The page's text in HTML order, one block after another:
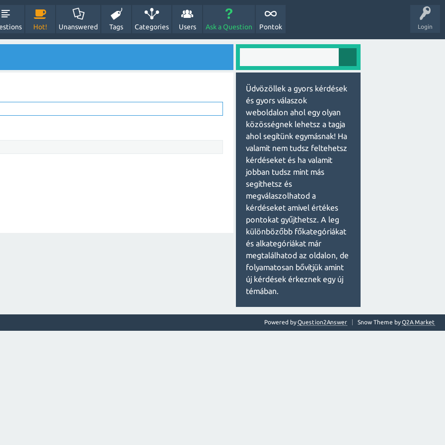
Login
Hot! Unanswered Tags Categories Users Ask a Question Pontok
Üdvözöllek a gyors kérdések
és gyors válaszok
weboldalon ahol egy olyan
közösségnek lehetsz a tagja
ahol segítünk egymásnak! Ha
valamit nem tudsz feltehetsz
kérdéseket és ha valamit
jobban tudsz mint más
segíthetsz és
megválaszolhatod a
kérdéseket amivel értékes
pontokat gyűjthetsz. A leg
különbözőbb főkategóriákat
és alkategóriákat már
megtalálhatod az oldalon, de
folyamatosan bővítjük amint
új kérdések érkeznek egy új
témában.
Snow Theme byQ2A Market
Powered byQuestion2Answer